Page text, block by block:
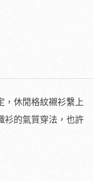
，休閒格紋襯衫繫上
衫的氣質穿法，也許